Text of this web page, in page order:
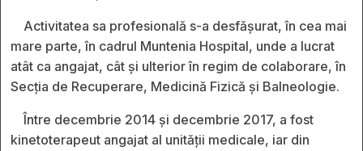
Activitatea sa profesională s-a desfășurat, în cea mai
mare parte, în cadrul Muntenia Hospital, unde a lucrat
atât ca angajat, cât și ulterior în regim de colaborare, în
Secția de Recuperare, Medicină Fizică și Balneologie.
Între decembrie 2014 și decembrie 2017, a fost
kinetoterapeut angajat al unității medicale, iar din